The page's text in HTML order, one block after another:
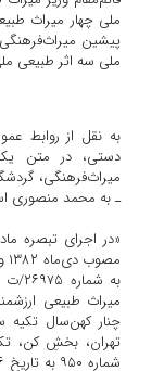
ملی چهار میراث
پیشین
ملی سه اثر طبیعی
به نقل از روابط
دستی، در متن
میراث‌فرهنگی،
ـ به محمد منصوری
میراث طبیعی
چنار کهن‌سال تکیه
تهران، بخشِ کن،